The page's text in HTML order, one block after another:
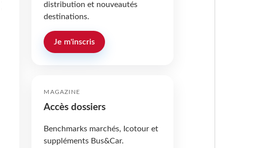
distribution et nouveautés
destinations.
Je m'inscris
MAGAZINE
Accès dossiers
Benchmarks marchés, Icotour et
suppléments Bus&Car.